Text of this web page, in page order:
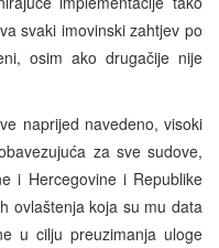
svaki imovinski zahtjev po
osim ako drugačije nije
naprijed navedeno, visoki
za sve sudove,
i Hercegovine i Republike
ovlaštenja koja su mu data
u cilju preuzimanja uloge